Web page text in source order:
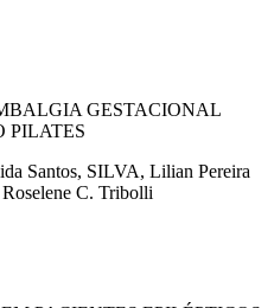
GESTACIONAL
PILATES
Santos, SILVA, Lilian Pereira
C. Tribolli